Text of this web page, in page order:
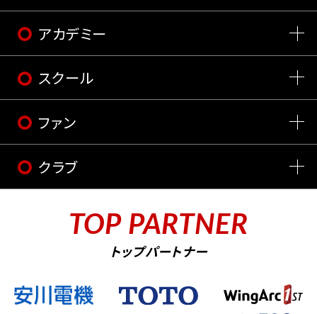
アカデミー
スクール
ファン
クラブ
TOP PARTNER
トップパートナー